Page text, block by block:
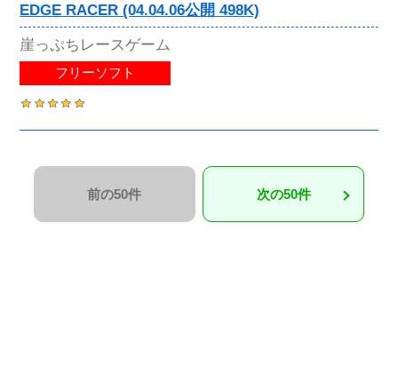
EDGE RACER (04.04.06公開 498K)
崖っぷちレースゲーム
フリーソフト
前の50件 次の50件